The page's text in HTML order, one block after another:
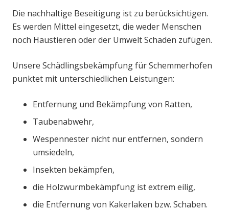
Die nachhaltige Beseitigung ist zu berücksichtigen.
Es werden Mittel eingesetzt, die weder Menschen
noch Haustieren oder der Umwelt Schaden zufügen.
Unsere Schädlingsbekämpfung für Schemmerhofen
punktet mit unterschiedlichen Leistungen:
Entfernung und Bekämpfung von Ratten,
Taubenabwehr,
Wespennester nicht nur entfernen, sondern
umsiedeln,
Insekten bekämpfen,
die Holzwurmbekämpfung ist extrem eilig,
die Entfernung von Kakerlaken bzw. Schaben.